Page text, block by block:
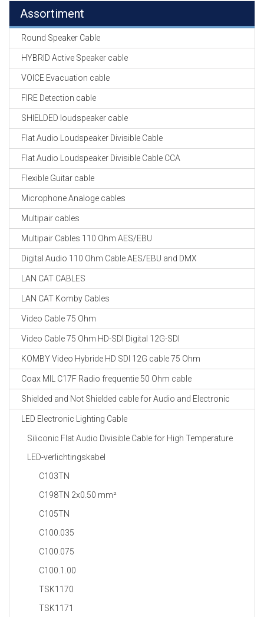
Assortiment
Round Speaker Cable
HYBRID Active Speaker cable
VOICE Evacuation cable
FIRE Detection cable
SHIELDED loudspeaker cable
Flat Audio Loudspeaker Divisible Cable
Flat Audio Loudspeaker Divisible Cable CCA
Flexible Guitar cable
Microphone Analoge cables
Multipair cables
Multipair Cables 110 Ohm AES/EBU
Digital Audio 110 Ohm Cable AES/EBU and DMX
LAN CAT CABLES
LAN CAT Komby Cables
Video Cable 75 Ohm
Video Cable 75 Ohm HD-SDI Digital 12G-SDI
KOMBY Video Hybride HD SDI 12G cable 75 Ohm
Coax MIL C17F Radio frequentie 50 Ohm cable
Shielded and Not Shielded cable for Audio and Electronic
LED Electronic Lighting Cable
Siliconic Flat Audio Divisible Cable for High Temperature
LED-verlichtingskabel
C103TN
C198TN 2x0.50 mm²
C105TN
C100.035
C100.075
C100.1.00
TSK1170
TSK1171